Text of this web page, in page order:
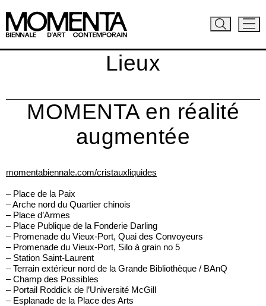
Lieux
MOMENTA en réalité
augmentée
momentabiennale.com/cristauxliquides
– Place de la Paix
– Arche nord du Quartier chinois
– Place d’Armes
– Place Publique de la Fonderie Darling
– Promenade du Vieux-Port, Quai des Convoyeurs
– Promenade du Vieux-Port, Silo à grain no 5
– Station Saint-Laurent
– Terrain extérieur nord de la Grande Bibliothèque / BAnQ
– Champ des Possibles
– Portail Roddick de l’Université McGill
– Esplanade de la Place des Arts